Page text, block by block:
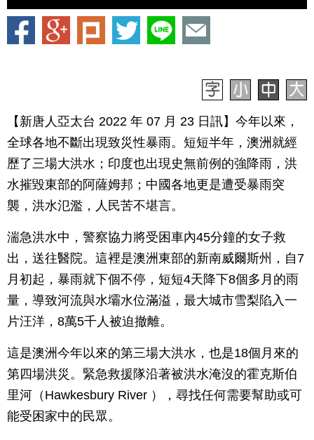
【新唐人亞太台 2022 年 07 月 23 日訊】今年以來，
全球各地不斷出現致災性暴雨。短短半年，澳洲就經
歷了三場大洪水；印度也出現史無前例的強降雨，洪
水摧毀東部的阿薩姆邦；中國各地更是遭受暴雨突
襲，洪水氾濫，人民苦不堪言。
湍急洪水中，警察協力將受困車內45分鐘的女子救
出，送往醫院。這裡是澳洲東部的新南威爾斯州，自7
月初起，暴雨就下個不停，短短4天降下8個多月的雨
量，導致河流與水壩水位滿溢，最大城市雪梨陷入一
片汪洋，8萬5千人被迫撤離。
這是澳洲今年以來的第三場大洪水，也是18個月來的
第四場洪災。緊急救援隊沿著被洪水淹沒的霍克斯伯
里河（Hawkesbury River ），尋找任何需要幫助或可
能受困家中的民眾。